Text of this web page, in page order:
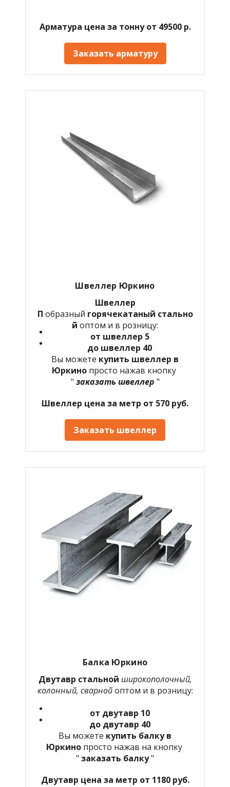
Арматура цена за тонну от 49500 р.
Заказать арматуру
Швеллер Юркино
Швеллер
П образный горячекатаный стально
й оптом и в розницу:
от швеллер 5
до швеллер 40
Вы можете купить швеллер в
Юркино просто нажав кнопку
" заказать швеллер "
Швеллер цена за метр от 570 руб.
Заказать швеллер
Балка Юркино
Двутавр стальной широкополочный,
колонный, сварнойоптом и в розницу:
от двутавр 10
до двутавр 40
Вы можете купить балку в
Юркино просто нажав на кнопку
" заказать балку"
Двутавр цена за метр от 1180 руб.